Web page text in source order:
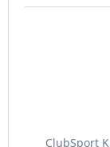
ClubSport